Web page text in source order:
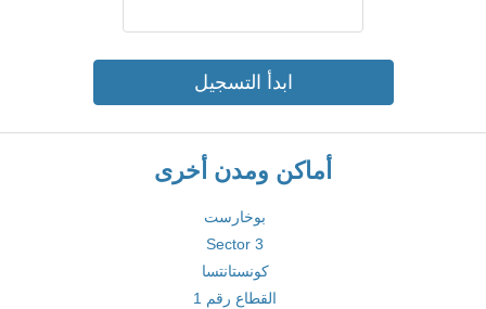
ابدأ التسجيل
أماكن ومدن أخرى
بوخارست
Sector 3
كونستانتسا
القطاع رقم 1